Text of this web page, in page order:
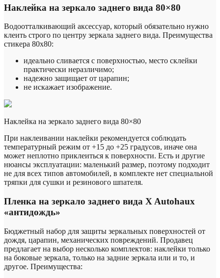
Наклейка на зеркало заднего вида 80×80
Водоотталкивающий аксессуар, который обязательно нужно
клеить строго по центру зеркала заднего вида. Преимущества
стикера 80х80:
идеально сливается с поверхностью, место склейки
практически неразличимо;
надежно защищает от царапин;
не искажает изображение.
Наклейка на зеркало заднего вида 80×80
При наклеивании наклейки рекомендуется соблюдать
температурный режим от +15 до +25 градусов, иначе она
может неплотно приклеиться к поверхности. Есть и другие
нюансы эксплуатации: маленький размер, поэтому подходит
не для всех типов автомобилей, в комплекте нет специальной
тряпки для сушки и резинового шпателя.
Пленка на зеркало заднего вида X Autohaux
«антидождь»
Бюджетный набор для защиты зеркальных поверхностей от
дождя, царапин, механических повреждений. Продавец
предлагает на выбор несколько комплектов: наклейки только
на боковые зеркала, только на задние зеркала или и то, и
другое. Преимущества: